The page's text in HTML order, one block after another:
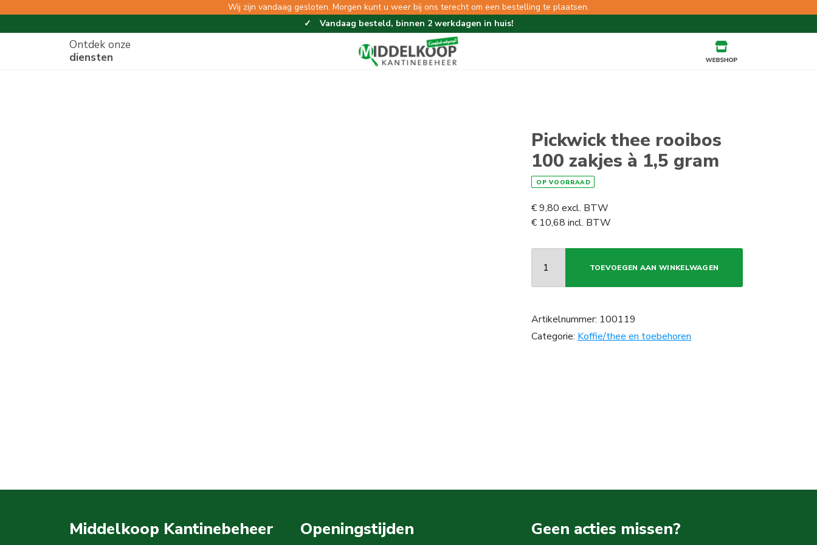
Wij zijn vandaag gesloten. Morgen kunt u weer bij ons terecht om een bestelling te plaatsen.
Vandaag besteld, binnen 2 werkdagen in huis!
Eenvoudig en gemakkelijk bestellen!
Gratis thuisbezorgd vanaf 100,-!
Ontdek onze
diensten
Pickwick thee rooibos
100 zakjes à 1,5 gram
OP VOORRAAD
€9,80 excl. BTW
€ 10,68 incl. BTW
TOEVOEGEN AAN WINKELWAGEN
Artikelnummer: 100119
Categorie: Koffie/thee en toebehoren
Middelkoop Kantinebeheer Openingstijden Geen acties missen?